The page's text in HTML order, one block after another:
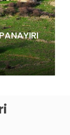
KARADENİZ
2026